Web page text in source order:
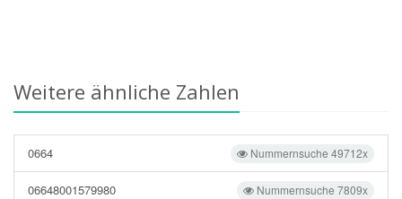
Weitere ähnliche Zahlen
Nummernsuche 49712x
0664
Nummernsuche 7809x
06648001579980